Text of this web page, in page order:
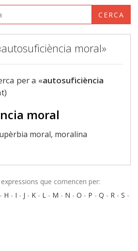
CERCA
moral»
per a «autosuficiència
moral
moral, moralina
que comencen per:
- H - I - J - K - L - M - N - O - P - Q - R - S -